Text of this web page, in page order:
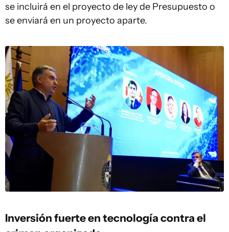
se incluirá en el proyecto de ley de Presupuesto o
se enviará en un proyecto aparte.
Inversión fuerte en tecnología contra el